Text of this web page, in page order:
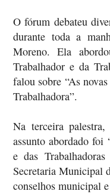
O fórum debateu
durante toda a
Moreno. Ela
Trabalhador e da
falou sobre “As
Trabalhadora”.
Na terceira
assunto abordado foi
e das
Secretaria Municipal
conselhos municipal